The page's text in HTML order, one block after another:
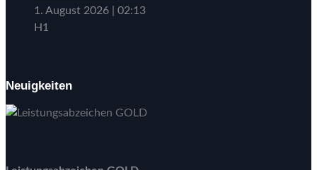
1. August 2026
02:13
H1
Neuigkeiten